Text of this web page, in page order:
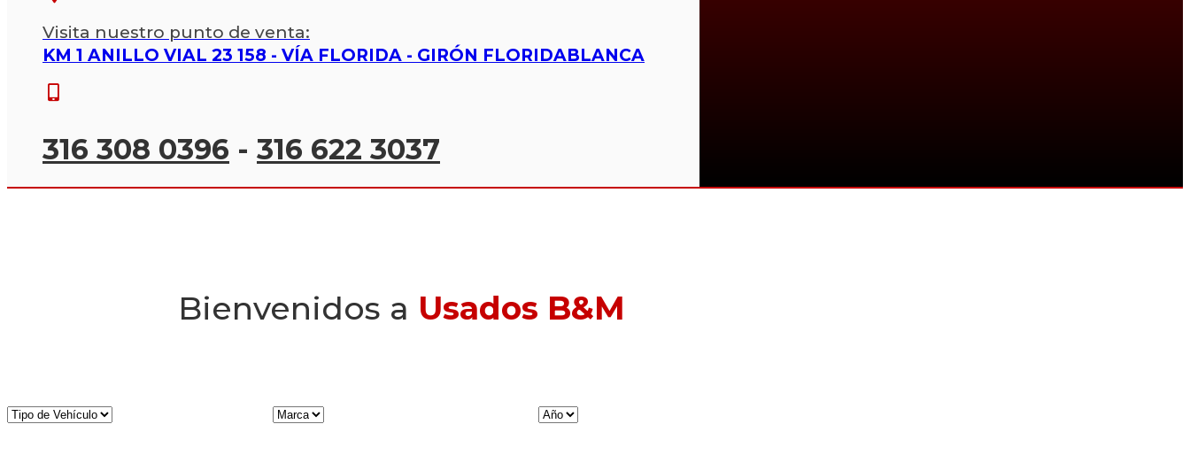
Visita nuestro punto de venta:
KM 1 ANILLO VIAL 23 158 - VÍA FLORIDA - GIRÓN FLORIDABLANCA
316 308 0396 - 316 622 3037
Bienvenidos a Usados B&M